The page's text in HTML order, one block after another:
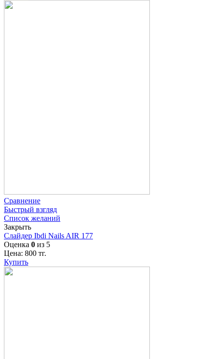
Сравнение
Быстрый взгляд
Список желаний
Закрыть
Слайдер Ibdi Nails AIR 177
Оценка 0 из 5
Цена: 800 тг.
Купить